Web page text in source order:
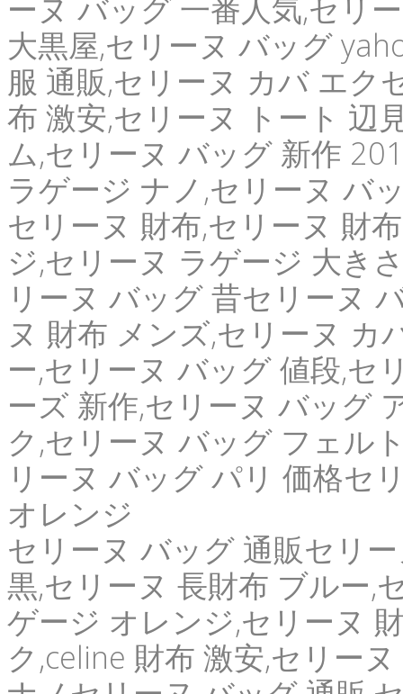
大黒屋,セリーヌ バッグ
服 通販,セリーヌ カバ エク
布 激安,セリーヌ トート 辺
ム,セリーヌ バッグ 新作
ラゲージ ナノ,セリーヌ バ
セリーヌ 財布,セリーヌ 財
ジ,セリーヌ ラゲージ 大き
リーヌ バッグ 昔セリーヌ
ヌ 財布 メンズ,セリーヌ カ
ー,セリーヌ バッグ 値段,セ
ーズ 新作,セリーヌ バッグ
ク,セリーヌ バッグ フェル
リーヌ バッグ パリ 価格セ
オレンジ
セリーヌ バッグ 通販セリ
黒,セリーヌ 長財布 ブルー,
ゲージ オレンジ,セリーヌ
ク,celine 財布 激安,セリー